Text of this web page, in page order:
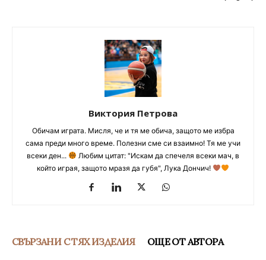
Виктория Петрова
Обичам играта. Мисля, че и тя ме обича, защото ме избра
сама преди много време. Полезни сме си взаимно! Тя ме учи
всеки ден...
Любим цитат: "Искам да спечеля всеки мач, в
който играя, защото мразя да губя", Лука Дончич!
СВЪРЗАНИ С ТЯХ ИЗДЕЛИЯ ОЩЕ ОТ АВТОРА